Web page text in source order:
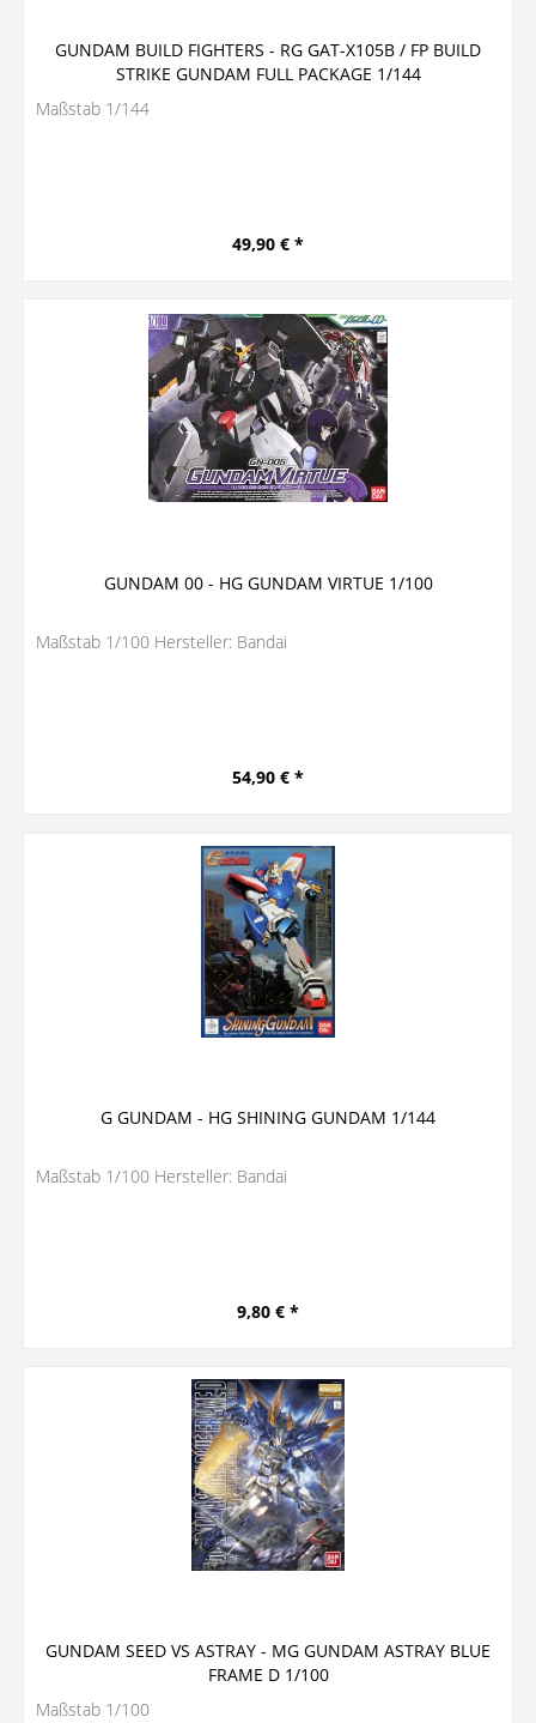
GUNDAM BUILD FIGHTERS - RG GAT-X105B / FP BUILD
STRIKE GUNDAM FULL PACKAGE 1/144
Maßstab 1/144
49,90 € *
GUNDAM 00 - HG GUNDAM VIRTUE 1/100
Maßstab 1/100 Hersteller: Bandai
54,90 € *
G GUNDAM - HG SHINING GUNDAM 1/144
Maßstab 1/100 Hersteller: Bandai
9,80 € *
GUNDAM SEED VS ASTRAY - MG GUNDAM ASTRAY BLUE
FRAME D 1/100
Maßstab 1/100